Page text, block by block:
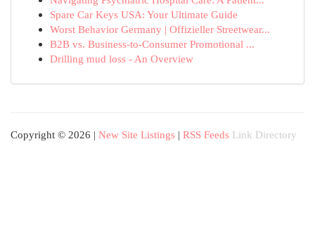
Spare Car Keys USA: Your Ultimate Guide
Worst Behavior Germany | Offizieller Streetwear...
B2B vs. Business-to-Consumer Promotional ...
Drilling mud loss - An Overview
Copyright © 2026 | New Site Listings | RSS Feeds Link Directory